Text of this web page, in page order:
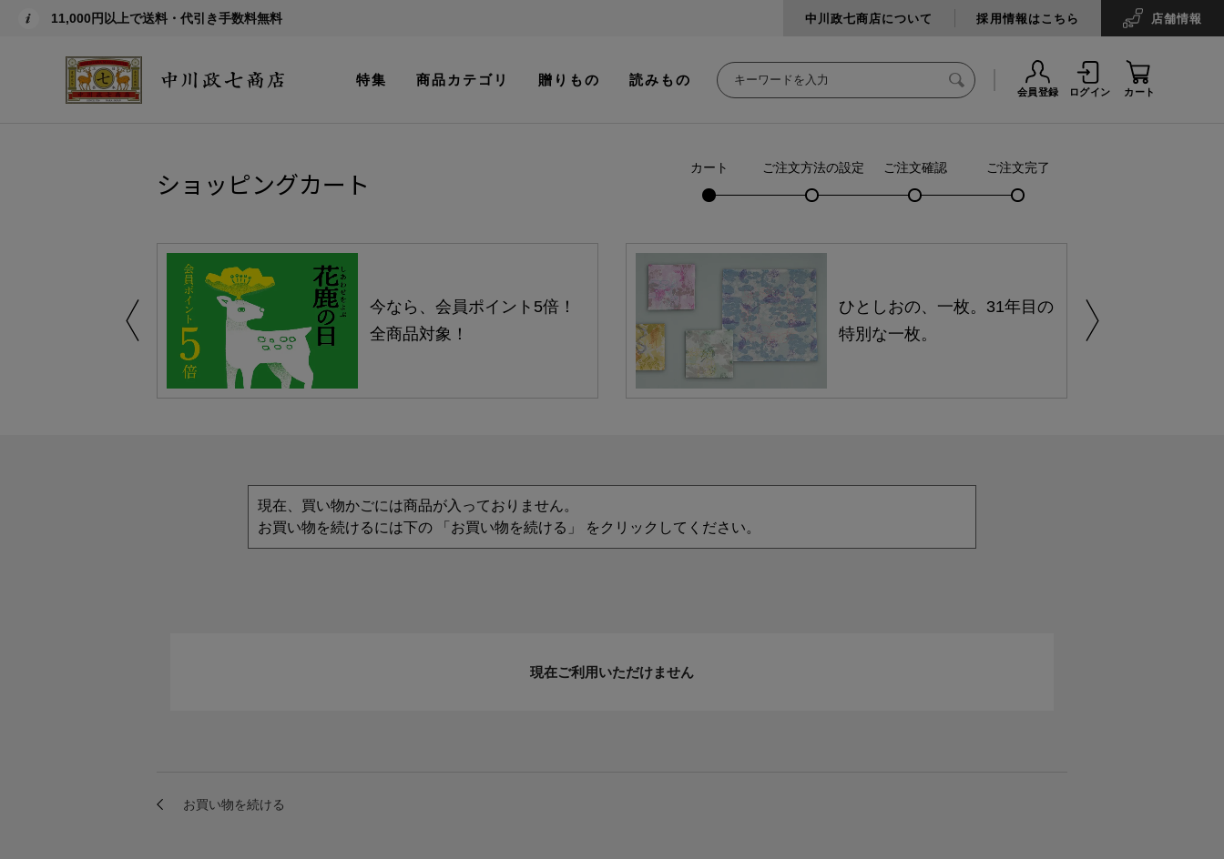
11,000円以上で送料・代引き手数料無料 中川政七商店について 採用情報はこちら 店舗情報
特集 商品カテゴリ 贈りもの 読みもの
会員登録 ログイン カート
ショッピングカート カート ご注文方法の設定 ご注文確認 ご注文完了
今なら、会員ポイント5倍！
全商品対象！
ひとしおの、一枚。31年目の
特別な一枚。
現在、買い物かごには商品が入っておりません。
お買い物を続けるには下の 「お買い物を続ける」 をクリックしてください。
現在ご利用いただけません